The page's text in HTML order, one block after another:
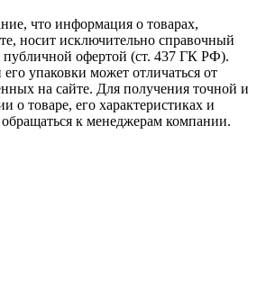
что информация о товарах,
носит исключительно справочный
публичной офертой (ст. 437 ГК РФ).
упаковки может отличаться от
на сайте. Для получения точной и
о товаре, его характеристиках и
к менеджерам компании.